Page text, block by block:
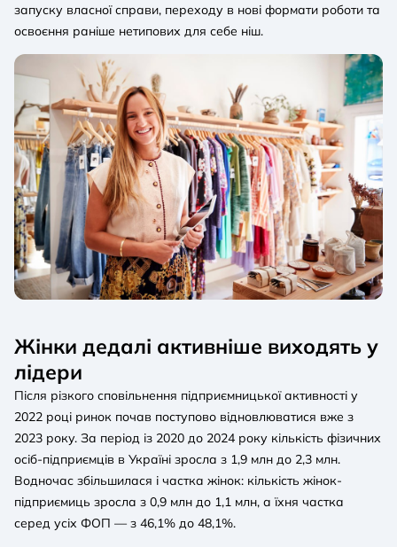
запуску власної справи, переходу в нові формати роботи та
освоєння раніше нетипових для себе ніш.
Жінки дедалі активніше виходять у
лідери
Після різкого сповільнення підприємницької активності у
2022 році ринок почав поступово відновлюватися вже з
2023 року. За період із 2020 до 2024 року кількість фізичних
осіб-підприємців в Україні зросла з 1,9 млн до 2,3 млн.
Водночас збільшилася і частка жінок: кількість жінок-
підприємиць зросла з 0,9 млн до 1,1 млн, а їхня частка
серед усіх ФОП — з 46,1% до 48,1%.